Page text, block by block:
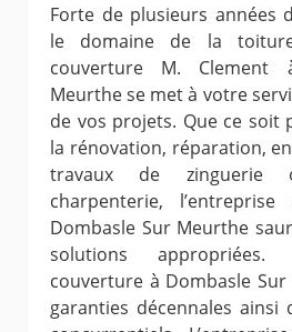
Forte de plusieurs années
le domaine de la
couverture M. Clement
Meurthe se met à votre
de vos projets. Que ce soit
la rénovation, réparation,
travaux de zinguerie
charpenterie,
Dombasle Sur Meurthe
solutions appropriées.
couverture à Dombasle
garanties décennales